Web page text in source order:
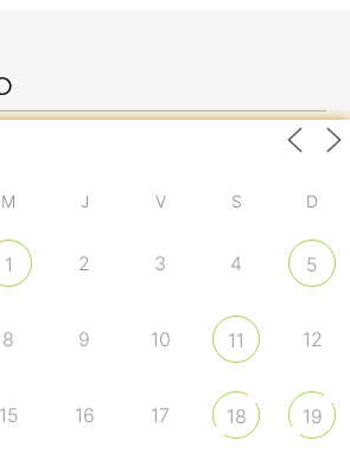
M J V S D
1 2 3 4 5
8 9 10 11 12
15 16 17 18 19